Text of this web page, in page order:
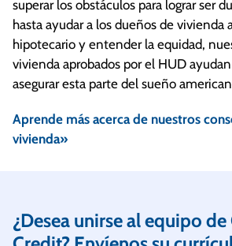
superar los obstáculos para lograr ser
hasta ayudar a los dueños de vivienda
hipotecario y entender la equidad,
vivienda aprobados por el HUD
asegurar esta parte del sueño
Aprende más acerca de nuestros
vivienda»
¿Desea unirse al equipo